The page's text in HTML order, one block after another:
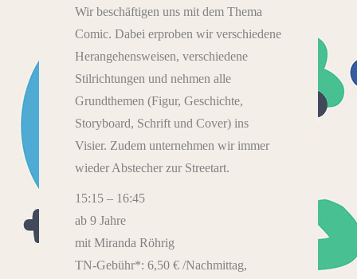
Wir beschäftigen uns mit dem Thema
Comic. Dabei erproben wir verschiedene
Herangehensweisen, verschiedene
Stilrichtungen und nehmen alle
Grundthemen (Figur, Geschichte,
Storyboard, Schrift und Cover) ins
Visier. Zudem unternehmen wir immer
wieder Abstecher zur Streetart.
15:15 – 16:45
ab 9 Jahre
mit Miranda Röhrig
TN-Gebühr*: 6,50 € /Nachmittag,